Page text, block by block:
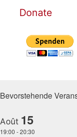
Donate
Bevorstehende
Août 15
19:00 -20:30